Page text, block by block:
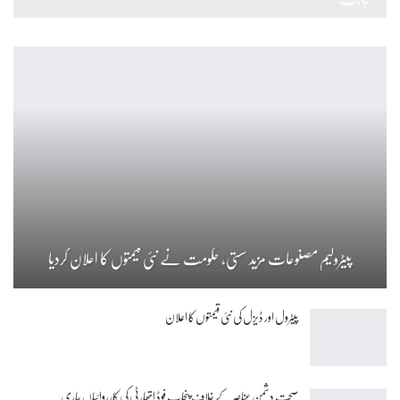
پیٹرولیم مصنوعات مزید سستی، حکومت نے نئی قیمتوں کا اعلان کردیا
پیٹرول اور ڈیزل کی نئی قیمتوں کا اعلان
صحت دشمن عناصر کے خلاف پنجاب فوڈ اتھارٹی کی کارروائیاں جاری